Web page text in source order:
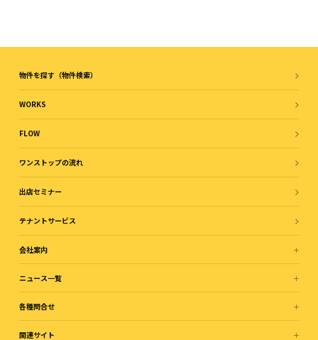
物件を探す（物件検索）
WORKS
FLOW
ワンストップの流れ
出店セミナー
テナントサービス
会社案内
ニュース一覧
各種問合せ
関連サイト